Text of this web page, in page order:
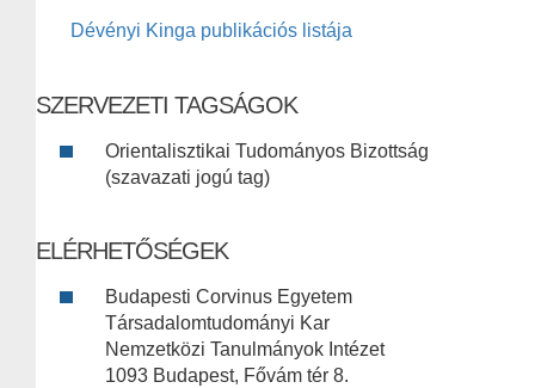
Dévényi Kinga publikációs listája
SZERVEZETI TAGSÁGOK
Orientalisztikai Tudományos Bizottság
(szavazati jogú tag)
ELÉRHETŐSÉGEK
Budapesti Corvinus Egyetem
Társadalomtudományi Kar
Nemzetközi Tanulmányok Intézet
1093 Budapest, Fővám tér 8.